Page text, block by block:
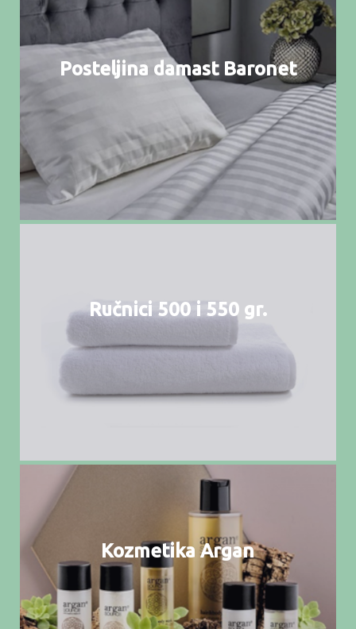
Posteljina damast Baronet
Ručnici 500 i 550 gr.
Kozmetika Argan